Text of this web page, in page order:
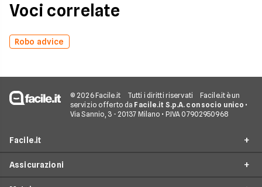
Voci correlate
Robo advice
© 2026 Facile.it Tutti i diritti riservati
Facile.it è un
servizio offerto da Facile.it S.p.A. con socio unico •
Via Sannio, 3 - 20137 Milano • P.IVA 07902950968
Facile.it
Assicurazioni